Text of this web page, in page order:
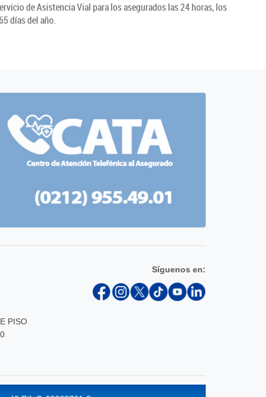
de Asistencia Vial para los asegurados las 24 horas, los
días del año.
PISO
Síguenos en: